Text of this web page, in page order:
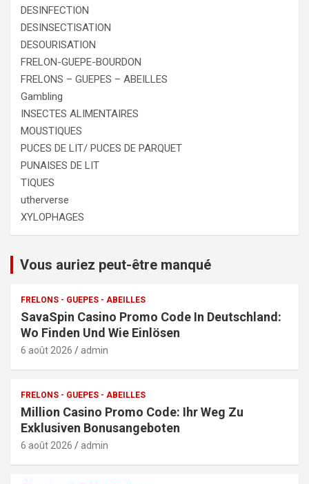
DESINFECTION
DESINSECTISATION
DESOURISATION
FRELON-GUEPE-BOURDON
FRELONS – GUEPES – ABEILLES
Gambling
INSECTES ALIMENTAIRES
MOUSTIQUES
PUCES DE LIT/ PUCES DE PARQUET
PUNAISES DE LIT
TIQUES
utherverse
XYLOPHAGES
Vous auriez peut-être manqué
FRELONS - GUEPES - ABEILLES
SavaSpin Casino Promo Code In Deutschland:
Wo Finden Und Wie Einlösen
6 août 2026 admin
FRELONS - GUEPES - ABEILLES
Million Casino Promo Code: Ihr Weg Zu
Exklusiven Bonusangeboten
6 août 2026 admin